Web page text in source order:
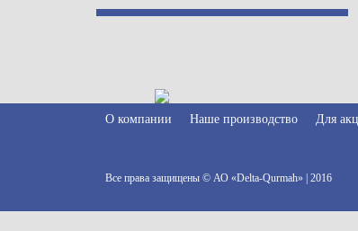
О компании Наше производство Для
Все права защищены © АО «Delta-Qurmah» | 2016